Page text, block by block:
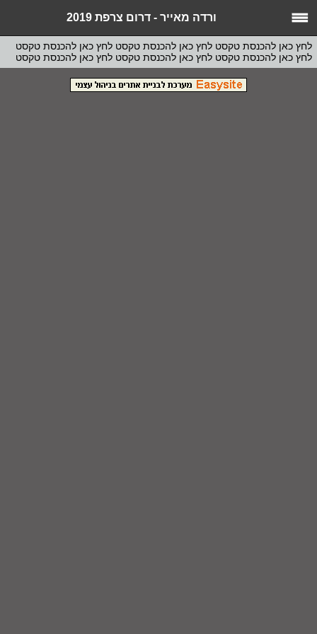
ורדה מאייר - דרום צרפת 2019
לחץ כאן להכנסת טקסט לחץ כאן להכנסת טקסט לחץ כאן להכנסת טקסט
לחץ כאן להכנסת טקסט לחץ כאן להכנסת טקסט לחץ כאן להכנסת טקסט